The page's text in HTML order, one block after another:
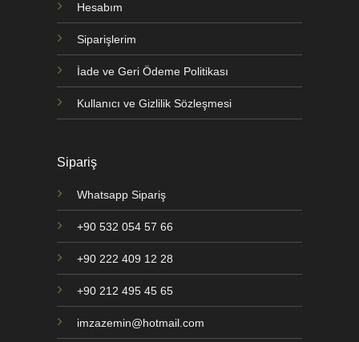
Hesabım
Siparişlerim
İade ve Geri Ödeme Politikası
Kullanıcı ve Gizlilik Sözleşmesi
Sipariş
Whatsapp Sipariş
+90 532 054 57 66
+90 222 409 12 28
+90 212 495 45 65
imzazemin@hotmail.com